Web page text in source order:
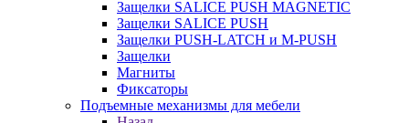
Защелки SALICE PUSH MAGNETIC
Защелки SALICE PUSH
Защелки PUSH-LATCH и M-PUSH
Защелки
Магниты
Фиксаторы
Подъемные механизмы для мебели